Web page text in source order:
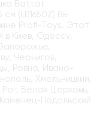
Battat
(LB1650Z) Вы
Profi-Toys. Этот
в Киев, Одессу,
Чернигов,
Ровно, Ивано-
Хмельницкий,
Белая Церковь,
Подольский